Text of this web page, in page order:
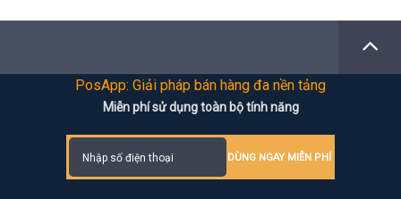
PosApp: Giải pháp bán hàng đa nền tảng
Miễn phí sử dụng toàn bộ tính năng
DÙNG NGAY MIỄN PHÍ